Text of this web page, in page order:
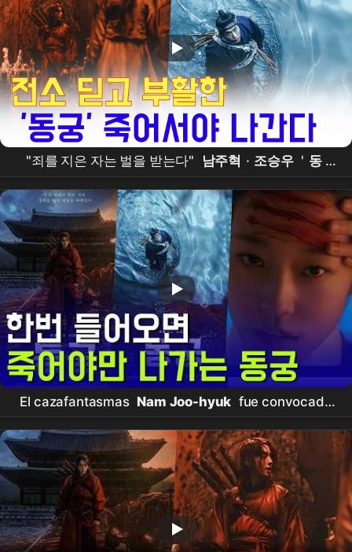
"죄를 지은 자는 벌을 받는다" 남주혁 · 조승우 ' 동
궁 ', 전소 위기 이겨내고 7월 17일 공개
El cazafantasmas Nam Joo-hyuk fue convocado
por el Rey Cho Seung-woo … Un drama histórico
de fantasía oscura que desentraña la maldición de
'
Donggung '